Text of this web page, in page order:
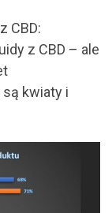
CBD:
z CBD – ale
kwiaty i